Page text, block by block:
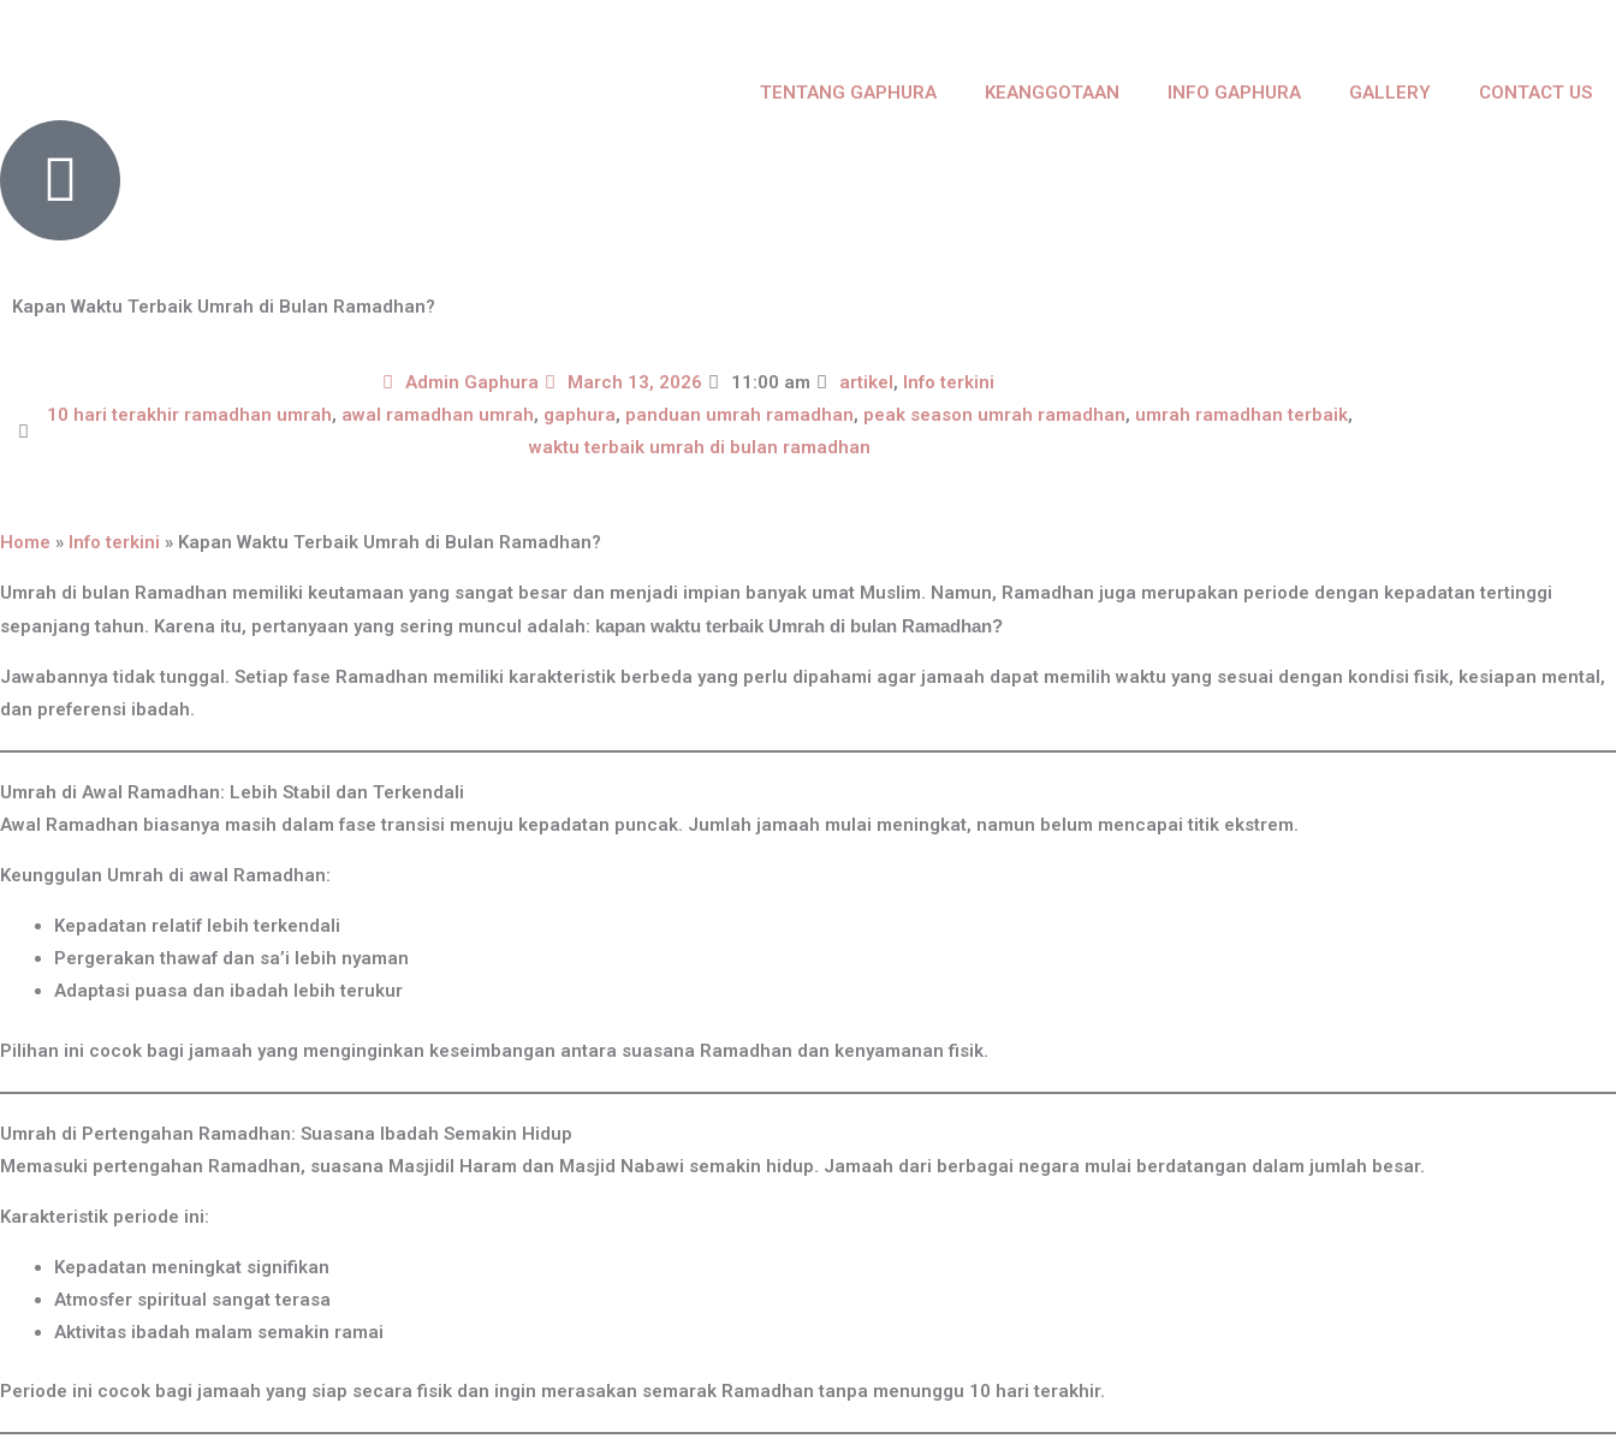
TENTANG GAPHURA KEANGGOTAAN INFO GAPHURA GALLERY CONTACT US
Kapan Waktu Terbaik Umrah di Bulan Ramadhan?
Admin Gaphura March 13, 2026 11:00 am artikel, Info terkini
10 hari terakhir ramadhan umrah, awal ramadhan umrah, gaphura, panduan umrah ramadhan, peak season umrah ramadhan, umrah ramadhan terbaik,
waktu terbaik umrah di bulan ramadhan
Home » Info terkini » Kapan Waktu Terbaik Umrah di Bulan Ramadhan?
Umrah di bulan Ramadhan memiliki keutamaan yang sangat besar dan menjadi impian banyak umat Muslim. Namun, Ramadhan juga merupakan periode dengan kepadatan tertinggi
sepanjang tahun. Karena itu, pertanyaan yang sering muncul adalah: kapan waktu terbaik Umrah di bulan Ramadhan?
Jawabannya tidak tunggal. Setiap fase Ramadhan memiliki karakteristik berbeda yang perlu dipahami agar jamaah dapat memilih waktu yang sesuai dengan kondisi fisik, kesiapan mental,
dan preferensi ibadah.
Umrah di Awal Ramadhan: Lebih Stabil dan Terkendali
Awal Ramadhan biasanya masih dalam fase transisi menuju kepadatan puncak. Jumlah jamaah mulai meningkat, namun belum mencapai titik ekstrem.
Keunggulan Umrah di awal Ramadhan:
Kepadatan relatif lebih terkendali
Pergerakan thawaf dan sa’i lebih nyaman
Adaptasi puasa dan ibadah lebih terukur
Pilihan ini cocok bagi jamaah yang menginginkan keseimbangan antara suasana Ramadhan dan kenyamanan fisik.
Umrah di Pertengahan Ramadhan: Suasana Ibadah Semakin Hidup
Memasuki pertengahan Ramadhan, suasana Masjidil Haram dan Masjid Nabawi semakin hidup. Jamaah dari berbagai negara mulai berdatangan dalam jumlah besar.
Karakteristik periode ini:
Kepadatan meningkat signifikan
Atmosfer spiritual sangat terasa
Aktivitas ibadah malam semakin ramai
Periode ini cocok bagi jamaah yang siap secara fisik dan ingin merasakan semarak Ramadhan tanpa menunggu 10 hari terakhir.